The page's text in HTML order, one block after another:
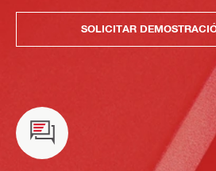
SOLICITAR